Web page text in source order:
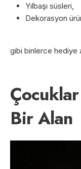
Yılbaşı süsleri,
Dekorasyon
gibi binlerce hediye
Bir Alan